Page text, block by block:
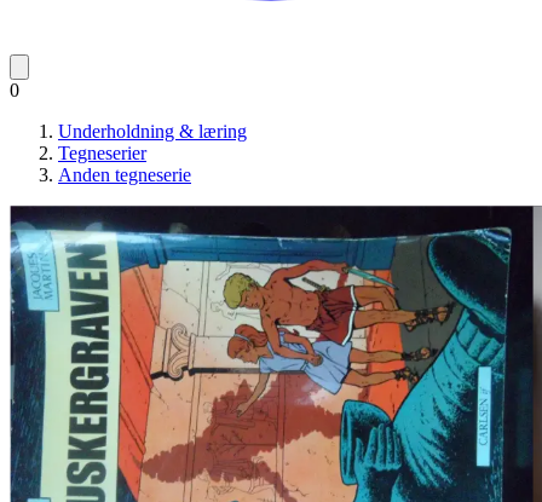
0
Underholdning & læring
Tegneserier
Anden tegneserie